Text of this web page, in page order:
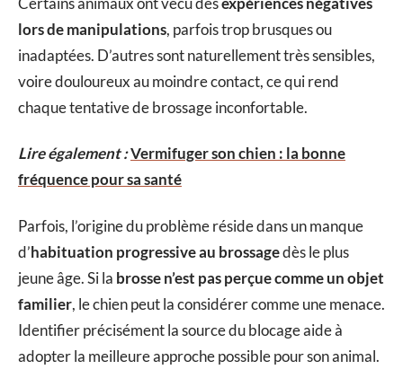
lors de manipulations, parfois trop brusques ou
inadaptées. D’autres sont naturellement très sensibles,
voire douloureux au moindre contact, ce qui rend
chaque tentative de brossage inconfortable.
Lire également :Vermifuger son chien : la bonne
fréquence pour sa santé
Parfois, l’origine du problème réside dans un manque
d’habituation progressive au brossagedès le plus
jeune âge. Si la brosse n’est pas perçue comme un objet
familier, le chien peut la considérer comme une menace.
Identifier précisément la source du blocage aide à
adopter la meilleure approche possible pour son animal.